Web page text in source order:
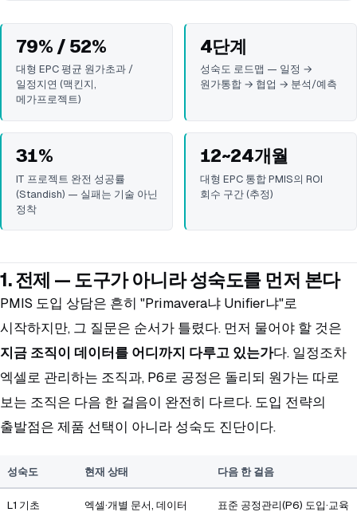
79% / 52%
대형 EPC 평균 원가초과 /
일정지연 (맥킨지,
메가프로젝트)
4단계
성숙도 로드맵 — 일정 →
원가통합 → 협업 → 분석/예측
31%
IT 프로젝트 완전 성공률
(Standish) — 실패는 기술 아닌
정착
12~24개월
대형 EPC 통합 PMIS의 ROI
회수 구간 (추정)
1. 전제 — 도구가 아니라 성숙도를 먼저 본다
PMIS 도입 상담은 흔히 "Primavera냐 Unifier냐"로
시작하지만, 그 질문은 순서가 틀렸다. 먼저 물어야 할 것은
지금 조직이 데이터를 어디까지 다루고 있는가다. 일정조차
엑셀로 관리하는 조직과, P6로 공정은 돌리되 원가는 따로
보는 조직은 다음 한 걸음이 완전히 다르다. 도입 전략의
출발점은 제품 선택이 아니라 성숙도 진단이다.
성숙도 현재 상태 다음 한 걸음
L1 기초
엑셀·개별 문서, 데이터
표준 공정관리(P6) 도입·교육